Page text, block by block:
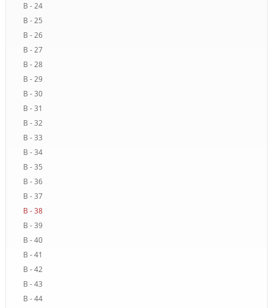
B - 24
B - 25
B - 26
B - 27
B - 28
B - 29
B - 30
B - 31
B - 32
B - 33
B - 34
B - 35
B - 36
B - 37
B - 38
B - 39
B - 40
B - 41
B - 42
B - 43
B - 44